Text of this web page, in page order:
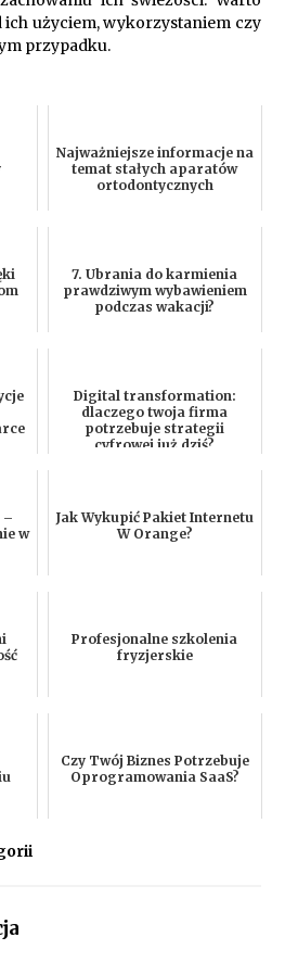
ich użyciem, wykorzystaniem czy
przypadku.
Najważniejsze informacje na
temat stałych aparatów
ortodontycznych
7. Ubrania do karmienia
prawdziwym wybawieniem
podczas wakacji?
Digital transformation:
dlaczego twoja firma
potrzebuje strategii
cyfrowej już dziś?
–
w
Jak Wykupić Pakiet Internetu
W Orange?
Profesjonalne szkolenia
fryzjerskie
Czy Twój Biznes Potrzebuje
Oprogramowania SaaS?